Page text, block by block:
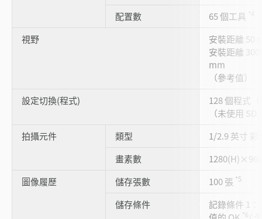
配置數
65 個工具 *4
視野
安裝距離 50
安裝距離
mm
（參考值）
設定切換(程式)
128 個程式
（未使用 SD
拍攝元件
類型
1/2.9 英寸 彩
畫素數
圖像履歷
儲存張數 100 張 *5
儲存條件
記錄條件 1：
*6